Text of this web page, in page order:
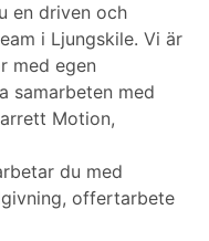
en driven och
i Ljungskile. Vi är
med egen
samarbeten med
Motion,
du med
offertarbete